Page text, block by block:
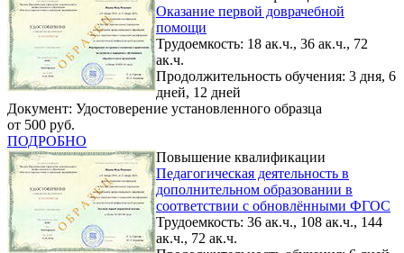
Оказание первой доврачебной
помощи
Трудоемкость: 18 ак.ч., 36 ак.ч., 72
ак.ч.
Продолжительность обучения: 3 дня, 6
дней, 12 дней
Документ: Удостоверение установленного образца
от 500 руб.
ПОДРОБНО
Повышение квалификации
Педагогическая деятельность в
дополнительном образовании в
соответствии с обновлёнными ФГОС
Трудоемкость: 36 ак.ч., 108 ак.ч., 144
ак.ч., 72 ак.ч.